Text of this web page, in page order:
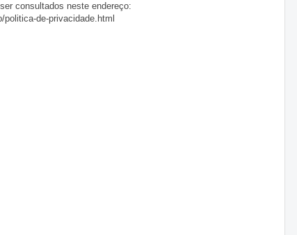
consultados neste endereço:
de-privacidade.html